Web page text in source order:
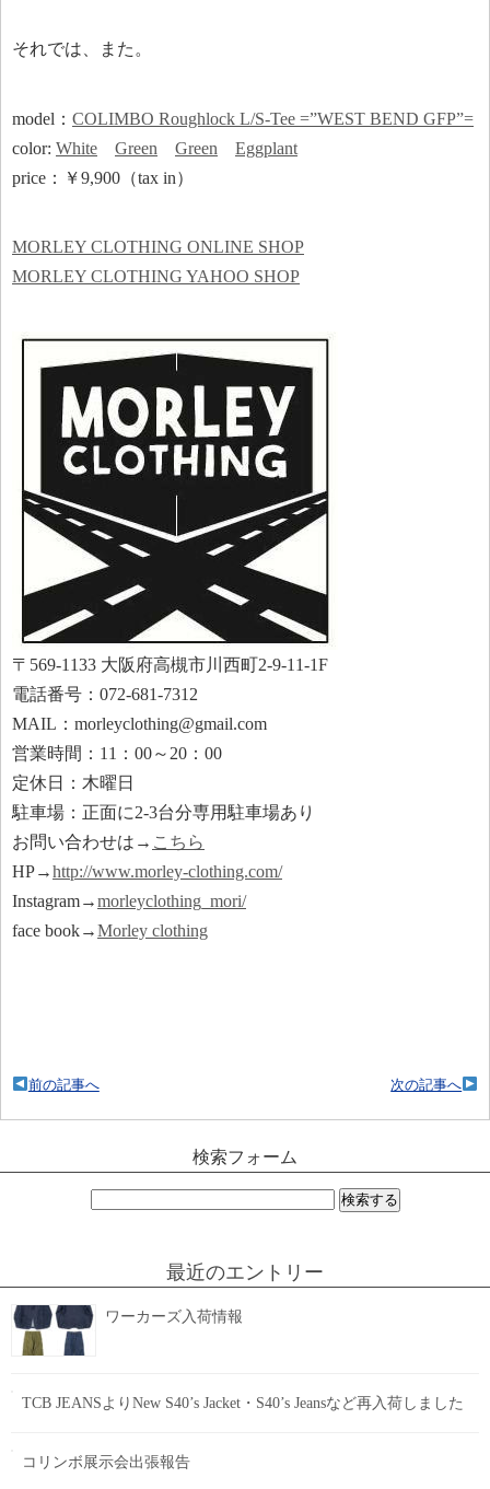
それでは、また。
model： COLIMBO Roughlock L/S-Tee =”WEST BEND GFP”=
color: White Green Green
Eggplant
price：￥9,900（tax in）
MORLEY CLOTHING ONLINE SHOP
MORLEY CLOTHING YAHOO SHOP
〒569-1133 大阪府高槻市川西町2-9-11-1F
電話番号：072-681-7312
MAIL：morleyclothing@gmail.com
営業時間：11：00～20：00
定休日：木曜日
駐車場：正面に2-3台分専用駐車場あり
お問い合わせは→ こちら
HP→http://www.morley-clothing.com/
Instagram→morleyclothing_mori/
face book→Morley clothing
次の記事へ
前の記事へ
検索フォーム
最近のエントリー
ワーカーズ入荷情報
TCB JEANSよりNew S40’s Jacket・S40’s Jeansなど再入荷しました
コリンボ展示会出張報告